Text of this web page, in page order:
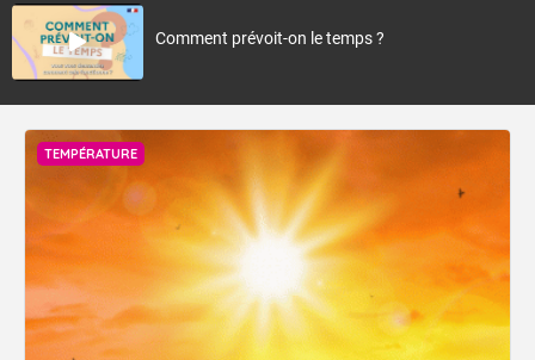
Comment prévoit-on le temps ?
TEMPÉRATURE